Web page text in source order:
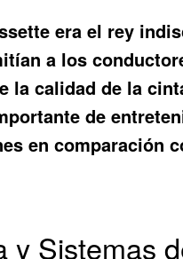
era el rey
a los
la calidad de la
de
en comparación
y Sistemas